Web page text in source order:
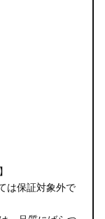
は保証対象外で